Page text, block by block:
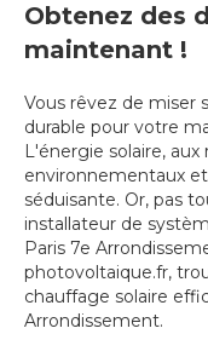
Obtenez des
maintenant !
Vous rêvez de miser
durable pour votre
L'énergie solaire,
environnementaux
séduisante. Or, pas
installateur de
Paris 7e
photovoltaique.fr,
chauffage solaire
Arrondissement.